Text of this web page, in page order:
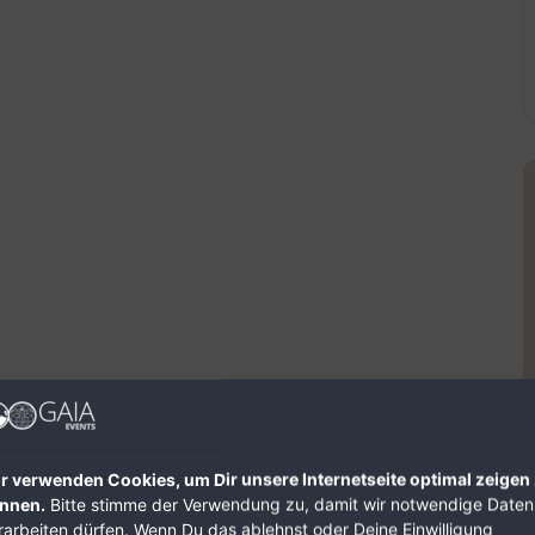
verwenden Cookies, um Dir unsere Internetseite optimal zeigen
Bitte stimme der Verwendung zu, damit wir notwendige Daten
dürfen. Wenn Du das ablehnst oder Deine Einwilligung